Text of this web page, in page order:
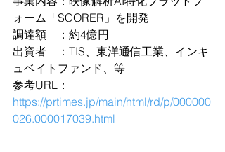
ォーム「SCORER」を開発
調達額　：約4億円
出資者　：TIS、東洋通信工業、インキ
ュベイトファンド、等
参考URL：
https://prtimes.jp/main/html/rd/p/000000
026.000017039.html